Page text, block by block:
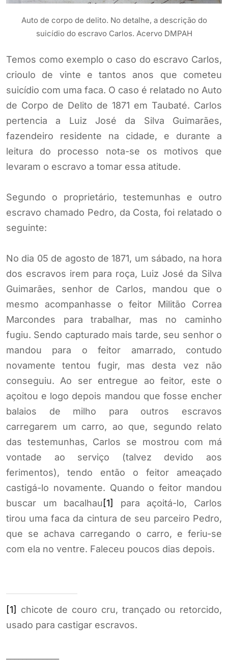
Auto de corpo de delito. No detalhe, a descrição do
suicídio do escravo Carlos. Acervo DMPAH
Temos como exemplo o caso do escravo Carlos,
crioulo de vinte e tantos anos que cometeu
suicídio com uma faca. O caso é relatado no Auto
de Corpo de Delito de 1871 em Taubaté. Carlos
pertencia a Luiz José da Silva Guimarães,
fazendeiro residente na cidade, e durante a
leitura do processo nota-se os motivos que
levaram o escravo a tomar essa atitude.
Segundo o proprietário, testemunhas e outro
escravo chamado Pedro, da Costa, foi relatado o
seguinte:
No dia 05 de agosto de 1871, um sábado, na hora
dos escravos irem para roça, Luiz José da Silva
Guimarães, senhor de Carlos, mandou que o
mesmo acompanhasse o feitor Militão Correa
Marcondes para trabalhar, mas no caminho
fugiu. Sendo capturado mais tarde, seu senhor o
mandou para o feitor amarrado, contudo
novamente tentou fugir, mas desta vez não
conseguiu. Ao ser entregue ao feitor, este o
açoitou e logo depois mandou que fosse encher
balaios de milho para outros escravos
carregarem um carro, ao que, segundo relato
das testemunhas, Carlos se mostrou com má
vontade ao serviço (talvez devido aos
ferimentos), tendo então o feitor ameaçado
castigá-lo novamente. Quando o feitor mandou
buscar um bacalhau[1]
para açoitá-lo, Carlos
tirou uma faca da cintura de seu parceiro Pedro,
que se achava carregando o carro, e feriu-se
com ela no ventre. Faleceu poucos dias depois.
[1]
chicote de couro cru, trançado ou retorcido,
usado para castigar escravos.